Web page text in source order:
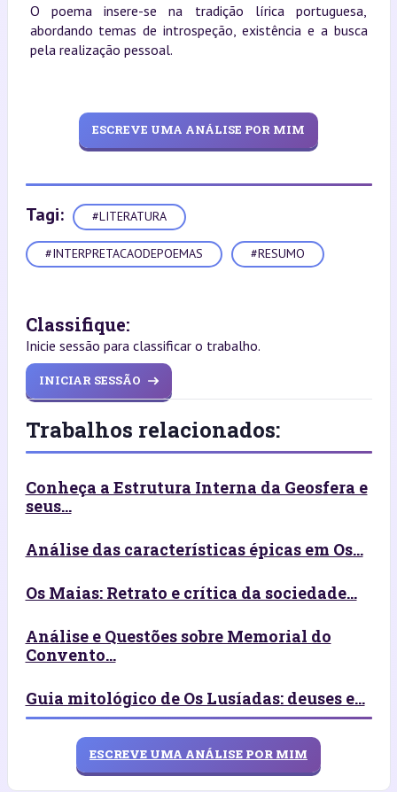
O poema insere-se na tradição lírica portuguesa,
abordando temas de introspeção, existência e a busca
pela realização pessoal.
ESCREVE UMA ANÁLISE POR MIM
Tagi: #LITERATURA
#INTERPRETACAODEPOEMAS #RESUMO
Classifique:
Inicie sessão para classificar o trabalho.
INICIAR SESSÃO
Trabalhos relacionados:
Conheça a Estrutura Interna da Geosfera e
seus...
Análise das características épicas em Os...
Os Maias: Retrato e crítica da sociedade...
Análise e Questões sobre Memorial do
Convento...
Guia mitológico de Os Lusíadas: deuses e...
ESCREVE UMA ANÁLISE POR MIM